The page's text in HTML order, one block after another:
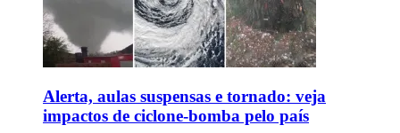
Alerta, aulas suspensas e tornado: veja
impactos de ciclone-bomba pelo país